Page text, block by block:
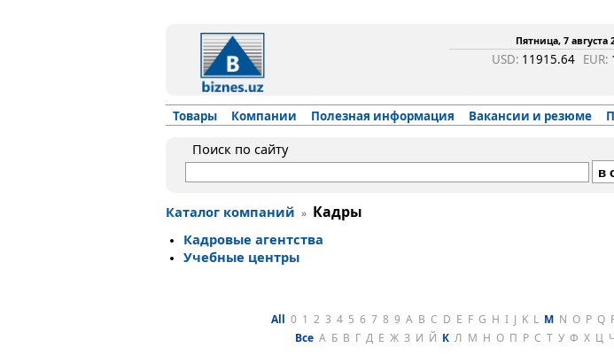
Пятница, 7 августа
USD: 11915.64 EUR:
Товары Компании Полезная информация Вакансии и резюме
Поиск по сайту
Каталог компаний » Кадры
Кад­ро­вые агентства
Учеб­ные цен­тры
All 0 1 2 3 4 5 6 7 8 9 A B C D E F G H I J K L M N O P Q
Все А Б В Г Д Е Ж З И Й К Л М Н О П Р С Т У Ф Х Ц Ч